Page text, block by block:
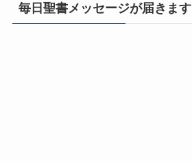
毎日聖書メッセージが届きます